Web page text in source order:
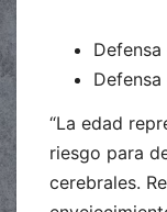
“La edad
riesgo para
cerebrales.